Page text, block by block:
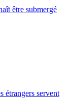
être submergé
étrangers servent